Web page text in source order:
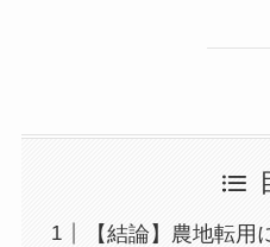
【結論】農地転